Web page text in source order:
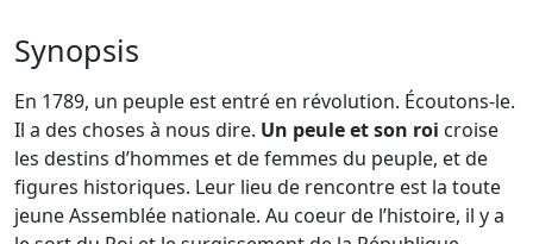
Synopsis
En 1789, un peuple est entré en révolution. Écoutons-le.
Il a des choses à nous dire. Un peule et son roi croise
les destins d’hommes et de femmes du peuple, et de
figures historiques. Leur lieu de rencontre est la toute
jeune Assemblée nationale. Au coeur de l’histoire, il y a